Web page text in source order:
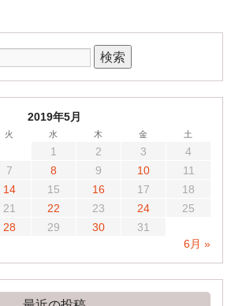
2019年5月
火 水 木 金 土
1 2 3
4
7 8 9 10
11
14 15 16 17
18
21 22 23 24
25
28 29 30
31
6月 »